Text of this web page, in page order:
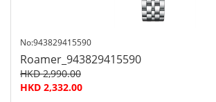
No:943829415590
Roamer_943829415590
HKD 2,990.00
HKD 2,332.00